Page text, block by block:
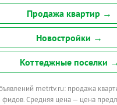
Продажа квартир →
Новостройки →
Коттеджные поселки →
metrtv.ru: продажа
фидов. Средняя цена — цена